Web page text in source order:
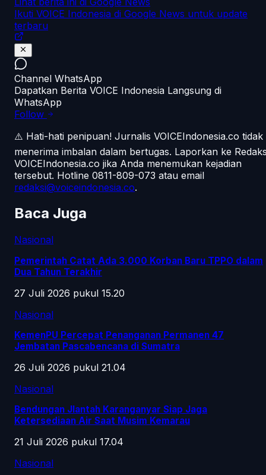
Ikuti VOICE Indonesia di Google News untuk update
terbaru
Channel WhatsApp
Dapatkan Berita VOICE Indonesia Langsung di
WhatsApp
Follow
⚠️ Hati-hati penipuan! Jurnalis VOICEIndonesia.co tidak
menerima imbalan dalam bertugas. Laporkan ke
VOICEIndonesia.co jika Anda menemukan kejadian
tersebut. Hotline 0811-809-073 atau email
redaksi@voiceindonesia.co.
Baca Juga
Nasional
Pemerintah Catat Ada 3.000 Korban Baru TPPO dalam
Dua Tahun Terakhir
27 Juli 2026 pukul 15.20
Nasional
KemenPU Percepat Penanganan Permanen 47
Jembatan Pascabencana di Sumatra
26 Juli 2026 pukul 21.04
Nasional
Bendungan Jlantah Karanganyar Siap Jaga
Ketersediaan Air Saat Musim Kemarau
21 Juli 2026 pukul 17.04
Nasional